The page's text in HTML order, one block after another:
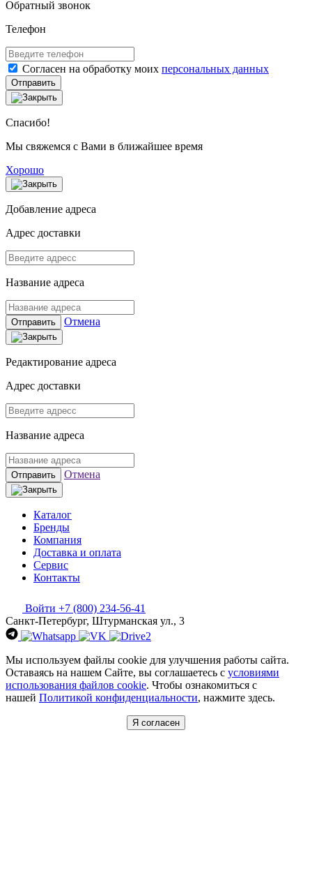
Обратный звонок
Телефон
Согласен на обработку моих персональных данных
Отправить
Спасибо!
Мы свяжемся с Вами в ближайшее время
Хорошо
Добавление адреса
Адрес доставки
Название адреса
Отправить Отмена
Редактирование адреса
Адрес доставки
Название адреса
Отправить Отмена
Каталог
Бренды
Компания
Доставка и оплата
Сервис
Контакты
Войти +7 (800) 234-56-41
Санкт-Петербург, Штурманская ул., 3
Мы используем файлы cookie для улучшения работы сайта.
Оставаясь на нашем Сайте, вы соглашаетесь с условиями
использования файлов cookie. Чтобы ознакомиться с
нашей Политикой конфиденциальности, нажмите здесь.
Я согласен